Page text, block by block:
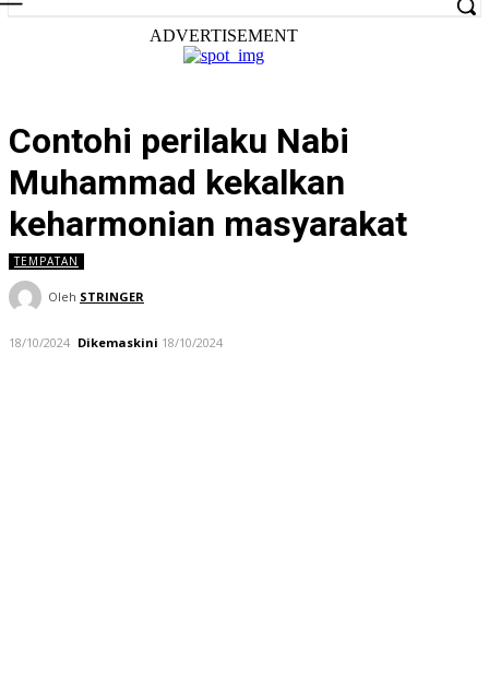
ADVERTISEMENT
Contohi perilaku Nabi
Muhammad kekalkan
keharmonian masyarakat
TEMPATAN
Oleh STRINGER
18/10/2024 Dikemaskini 18/10/2024